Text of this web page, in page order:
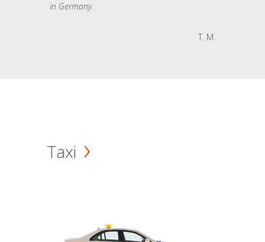
in Germany.
T. M.
Taxi